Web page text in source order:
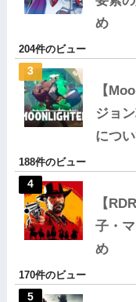
め
204件のビュー
【
ジョ
につ
188件のビュー
【
子・
め
170件のビュー